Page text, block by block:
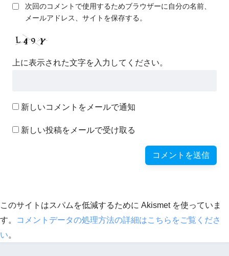
次回のコメントで使用するためブラウザーに自分の名前、
メールアドレス、サイトを保存する。
上に表示された文字を入力してください。
新しいコメントをメールで通知
新しい投稿をメールで受け取る
このサイトはスパムを低減するために Akismet を使っていま
す。
コメントデータの処理方法の詳細はこちらをご覧くださ
い。